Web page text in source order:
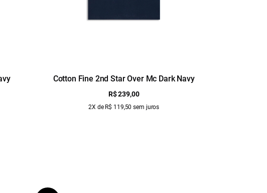
Cotton Fine 2nd Star Over Mc Dark Navy
R$ 239,00
2X de R$ 119,50 sem juros